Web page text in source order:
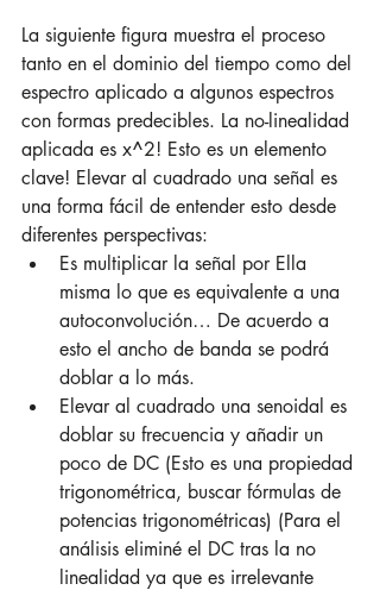
La siguiente figura muestra el proceso
tanto en el dominio del tiempo como del
espectro aplicado a algunos espectros
con formas predecibles. La no-linealidad
aplicada es x^2! Esto es un elemento
clave! Elevar al cuadrado una señal es
una forma fácil de entender esto desde
diferentes perspectivas:
Es multiplicar la señal por Ella
misma lo que es equivalente a una
autoconvolución… De acuerdo a
esto el ancho de banda se podrá
doblar a lo más.
Elevar al cuadrado una senoidal es
doblar su frecuencia y añadir un
poco de DC (Esto es una propiedad
trigonométrica, buscar fórmulas de
potencias trigonométricas) (Para el
análisis eliminé el DC tras la no
linealidad ya que es irrelevante